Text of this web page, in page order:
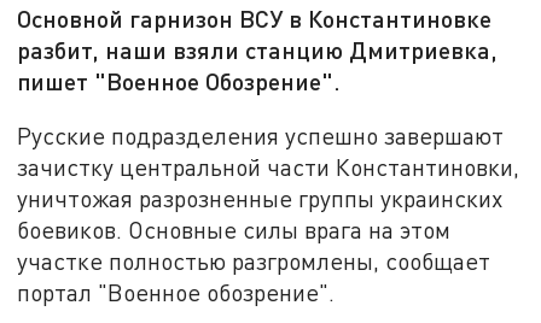
Основной гарнизон ВСУ в Константиновке
разбит, наши взяли станцию Дмитриевка,
пишет "Военное Обозрение".
Русские подразделения успешно завершают
зачистку центральной части Константиновки,
уничтожая разрозненные группы украинских
боевиков. Основные силы врага на этом
участке полностью разгромлены, сообщает
портал "Военное обозрение".